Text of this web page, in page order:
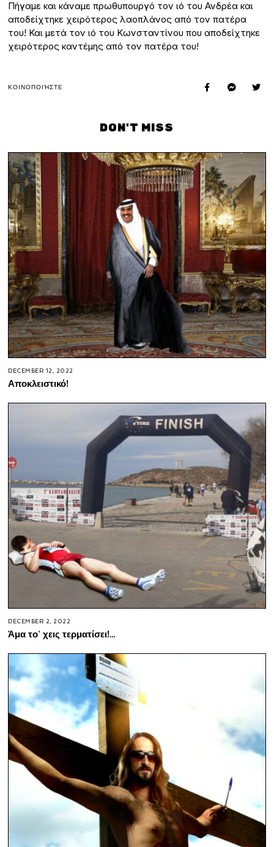
Πήγαμε και κάναμε πρωθυπουργό τον ιό του Ανδρέα και
αποδείχτηκε χειρότερος λαοπλάνος από τον πατέρα
του! Και μετά τον ιό του Κωνσταντίνου που αποδείχτηκε
χειρότερος καντέμης από τον πατέρα του!
ΚΟΙΝΟΠΟΙΉΣΤΕ
DON'T MISS
DECEMBER 12, 2022
Αποκλειστικό!
DECEMBER 2, 2022
Άμα το’ χεις τερματίσει!…